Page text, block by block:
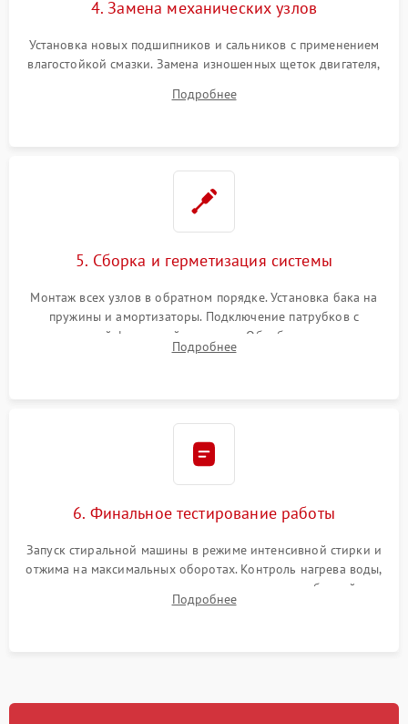
4. Замена механических узлов
Установка новых подшипников и сальников с применением
влагостойкой смазки. Замена изношенных щеток двигателя,
или поврежденной резиновой манжеты.
Подробнее
5. Сборка и герметизация системы
Монтаж всех узлов в обратном порядке. Установка бака на
пружины и амортизаторы. Подключение патрубков с
надежной фиксацией хомутами. Обработка стыков
герметиком для предотвращения возможных протечек воды.
Подробнее
6. Финальное тестирование работы
Запуск стиральной машины в режиме интенсивной стирки и
отжима на максимальных оборотах. Контроль нагрева воды,
корректности слива, отсутствия излишних вибраций,
посторонних стуков и протечек под корпусом.
Подробнее